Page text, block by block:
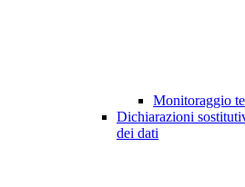
Monitoraggio
Dichiarazioni
dei dati